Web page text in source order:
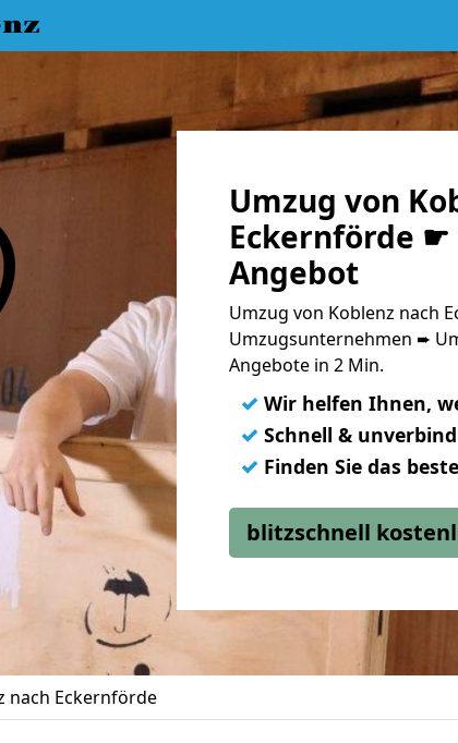
Umzug von
Eckernförde ☛
Angebot
Umzug von Koblenz nach
Umzugsunternehmen ➨
Angebote in 2 Min.
✓ Wir helfen Ihnen,
✓ Schnell &
✓ Finden Sie das
blitzschnell
nach Eckernförde